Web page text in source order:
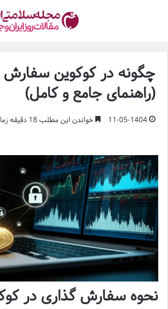
چگونه در کوکوین سفارش
(راهنمای جامع و کامل)
11-05-1404 خواندن این مطلب 18 دقیقه زمان میبرد
نحوه سفارش گذاری در